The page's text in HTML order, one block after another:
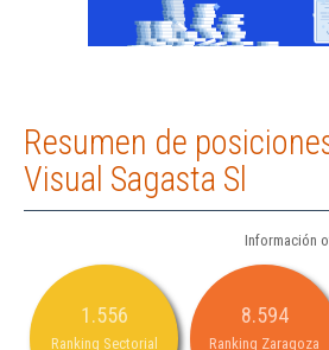
Resumen de
Visual Sagasta Sl
Información
1.556
Ranking Sectorial
8.594
Ranking Zaragoza